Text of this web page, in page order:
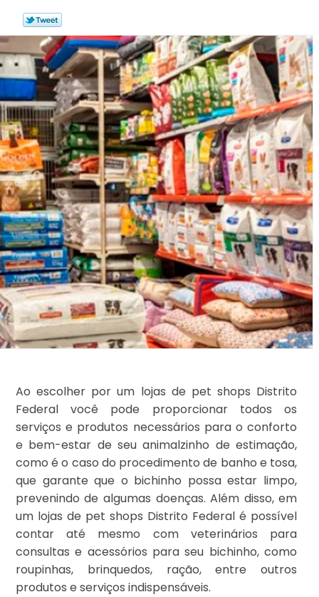
Ao escolher por um lojas de pet shops Distrito
Federal você pode proporcionar todos os
serviços e produtos necessários para o conforto
e bem-estar de seu animalzinho de estimação,
como é o caso do procedimento de banho e tosa,
que garante que o bichinho possa estar limpo,
prevenindo de algumas doenças. Além disso, em
um lojas de pet shops Distrito Federal é possível
contar até mesmo com veterinários para
consultas e acessórios para seu bichinho, como
roupinhas, brinquedos, ração, entre outros
produtos e serviços indispensáveis.